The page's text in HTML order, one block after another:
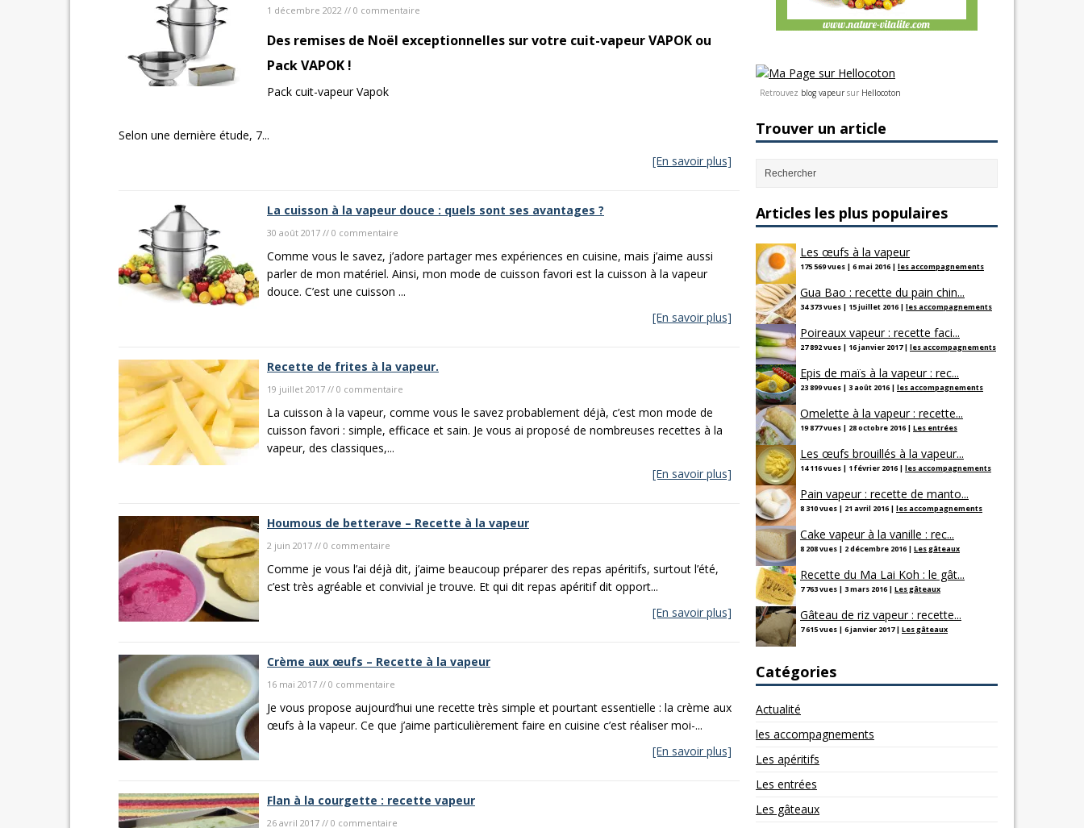
1 décembre 2022 // 0 commentaire
Des remises de Noël exceptionnelles sur votre cuit-vapeur VAPOK ou
Pack VAPOK !
Pack cuit-vapeur Vapok
Selon une dernière étude, 7...
[En savoir plus]
La cuisson à la vapeur douce : quels sont ses avantages ?
30 août 2017 // 0 commentaire
Comme vous le savez, j’adore partager mes expériences en cuisine, mais j’aime aussi
parler de mon matériel. Ainsi, mon mode de cuisson favori est la cuisson à la vapeur
douce. C’est une cuisson ...
[En savoir plus]
Recette de frites à la vapeur.
19 juillet 2017 // 0 commentaire
La cuisson à la vapeur, comme vous le savez probablement déjà, c’est mon mode de
cuisson favori : simple, efficace et sain. Je vous ai proposé de nombreuses recettes à la
vapeur, des classiques,...
[En savoir plus]
Houmous de betterave – Recette à la vapeur
2 juin 2017 // 0 commentaire
Comme je vous l’ai déjà dit, j’aime beaucoup préparer des repas apéritifs, surtout l’été,
c’est très agréable et convivial je trouve. Et qui dit repas apéritif dit opport...
[En savoir plus]
Crème aux œufs – Recette à la vapeur
16 mai 2017 // 0 commentaire
Je vous propose aujourd’hui une recette très simple et pourtant essentielle : la crème aux
œufs à la vapeur. Ce que j’aime particulièrement faire en cuisine c’est réaliser moi-...
[En savoir plus]
Flan à la courgette : recette vapeur
26 avril 2017 // 0 commentaire
Retrouvez blog vapeur sur Hellocoton
Trouver un article
Articles les plus populaires
Les œufs à la vapeur
175 569 vues | 6 mai 2016 | les accompagnements
Gua Bao : recette du pain chin...
34 373 vues | 15 juillet 2016 | les accompagnements
Poireaux vapeur : recette faci...
27 892 vues | 16 janvier 2017| les accompagnements
Epis de maïs à la vapeur : rec...
23 899 vues | 3 août 2016 | les accompagnements
Omelette à la vapeur : recette...
19 877 vues | 28 octobre 2016 | Les entrées
Les œufs brouillés à la vapeur...
14 116 vues | 1 février 2016 | les accompagnements
Pain vapeur : recette de manto...
8 310 vues | 21 avril 2016 | les accompagnements
Cake vapeur à la vanille : rec...
8 208 vues | 2 décembre 2016 | Les gâteaux
Recette du Ma Lai Koh : le gât...
7 763 vues | 3 mars 2016 | Les gâteaux
Gâteau de riz vapeur : recette...
7 615 vues | 6 janvier 2017| Les gâteaux
Catégories
Actualité
les accompagnements
Les apéritifs
Les entrées
Les gâteaux